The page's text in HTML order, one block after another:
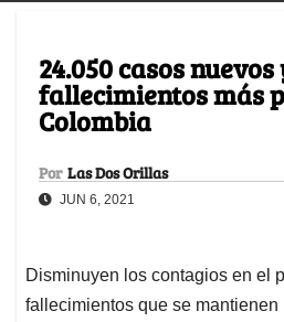
24.050 casos nuevos
fallecimientos más
Colombia
Por Las Dos Orillas
JUN 6, 2021
Disminuyen los contagios en el
fallecimientos que se